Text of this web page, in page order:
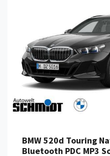
BMW 520d Touring
Bluetooth PDC MP3